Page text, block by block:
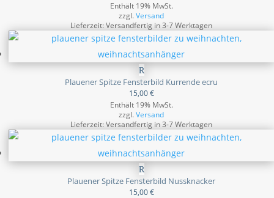
Enthält 19% MwSt.
zzgl.Versand
Lieferzeit: Versandfertig in 3-7 Werktagen
Plauener Spitze Fensterbild Kurrende ecru
15,00€
Enthält 19% MwSt.
zzgl.Versand
Lieferzeit: Versandfertig in 3-7 Werktagen
Plauener Spitze Fensterbild Nussknacker
15,00€